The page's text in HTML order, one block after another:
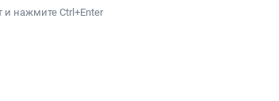
и нажмите Ctrl+Enter